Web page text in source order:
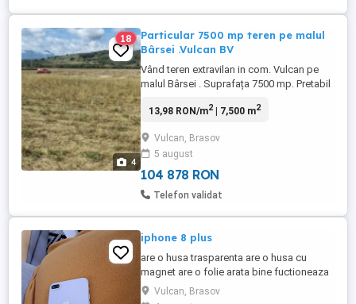
4
18
Particular 7500 mp teren pe malul
Bârsei .Vulcan BV
Vând teren extravilan in com. Vulcan pe
malul Bârsei . Suprafața 7500 mp. Pretabil
13,98 RON/m2| 7,500 m2
Vulcan, Brasov
5 august
104 878 RON
Telefon validat
iphone 8 plus
are o husa trasparenta are o husa cu
magnet are o folie arata bine fuctioneaza
bine tine o zi bateria predare personala
NU RASPUND LA MESAJE!
Vulcan, Brasov